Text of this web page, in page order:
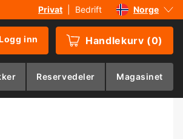
Privat Bedrift
Norge
Sverige
Suomi
inn Handlekurv (0)
Reservedeler Magasinet